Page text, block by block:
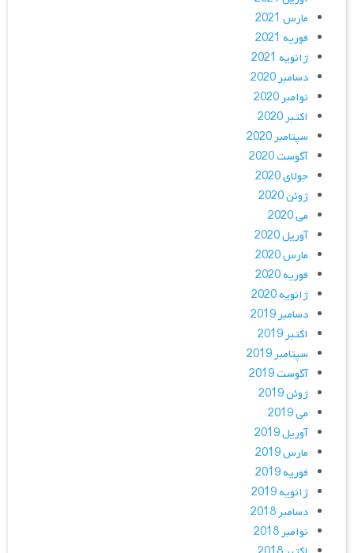
مارس 2021
فوریه 2021
ژانویه 2021
دسامبر 2020
نوامبر 2020
اکتبر 2020
سپتامبر 2020
آگوست 2020
جولای 2020
ژوئن 2020
می 2020
آوریل 2020
مارس 2020
فوریه 2020
ژانویه 2020
دسامبر 2019
اکتبر 2019
سپتامبر 2019
آگوست 2019
ژوئن 2019
می 2019
آوریل 2019
مارس 2019
فوریه 2019
ژانویه 2019
دسامبر 2018
نوامبر 2018